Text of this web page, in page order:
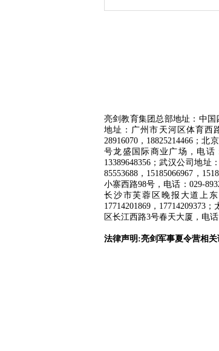
亮剑教育集团总部地址：中国
地址：广州市天河区体育西
28916070，18825214466；
号龙盛国际商业广场，电话
13389648356；武汉公司地址
85553688，15185066967，
小寨西路98号，电话：029-
长沙市芙蓉区晚报大道上东
17714201869，17714209373
区长江西路3号春天大厦 ，电话
法律声明:亮剑军事夏令营相